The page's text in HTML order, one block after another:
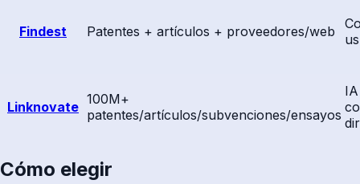
Findest Patentes + artículos + proveedores/web
Linknovate 100M+
patentes/artículos/subvenciones/ensayos
Cómo elegir